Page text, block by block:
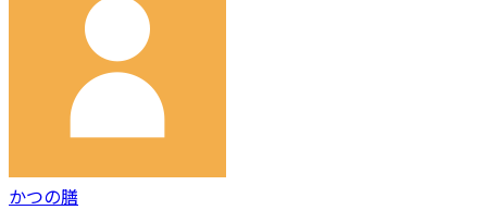
かつの膳